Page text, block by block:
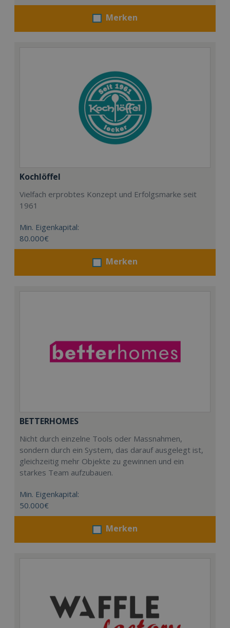
Merken
Kochlöffel
Vielfach erprobtes Konzept und Erfolgsmarke seit
1961
Min. Eigenkapital:
80.000€
Merken
BETTERHOMES
Nicht durch einzelne Tools oder Massnahmen,
sondern durch ein System, das darauf ausgelegt ist,
gleichzeitig mehr Objekte zu gewinnen und ein
starkes Team aufzubauen.
Min. Eigenkapital:
50.000€
Merken